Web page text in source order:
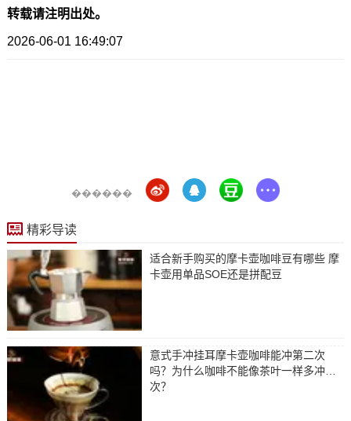
转载请注明出处。
2026-06-01 16:49:07
������
精彩导读
适合新手购买的摩卡壶咖啡豆有哪些 摩
卡壶用单品SOE还是拼配豆
意式手冲挂耳摩卡壶咖啡能冲第二次
吗？为什么咖啡不能像茶叶一样多冲几
次？